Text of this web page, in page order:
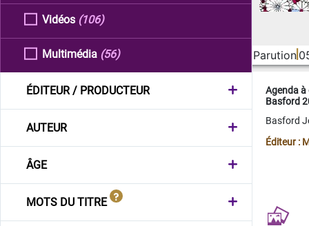
Vidéos (106)
Multimédia (56)
ÉDITEUR / PRODUCTEUR
AUTEUR
ÂGE
MOTS DU TITRE
Parution
Agenda
Basford
Basford
Éditeur :